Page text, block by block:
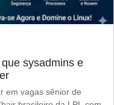
sysadmins e
em vagas sênior de